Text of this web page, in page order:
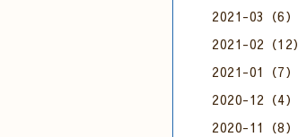
2021-03（6）
2021-02（12）
2021-01（7）
2020-12（4）
2020-11（8）